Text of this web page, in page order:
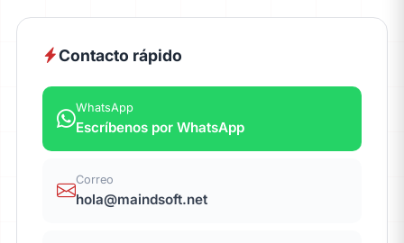
Contacto rápido
WhatsApp
Escríbenos por WhatsApp
Correo
hola@maindsoft.net